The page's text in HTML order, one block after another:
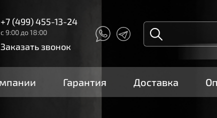
+7 (499) 455-13-24
с 9:00 до 18:00
Заказать звонок
Гарантия Доставка